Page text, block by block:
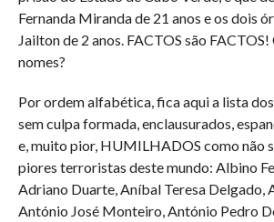
Fernanda Miranda de 21 anos e os dois
Jailton de 2 anos. FACTOS são
nomes?
Por ordem alfabética, fica aqui a lista
sem culpa formada, enclausurados,
e, muito pior, HUMILHADOS como não
piores terroristas deste mundo: Albino
Adriano Duarte, Aníbal Teresa Delgado,
António José Monteiro, António Pedro